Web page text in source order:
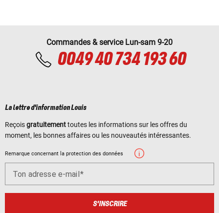
Commandes & service Lun-sam 9-20
0049 40 734 193 60
La lettre d'information Louis
Reçoisgratuitementtoutes les informations sur les offres du
moment, les bonnes affaires ou les nouveautés intéressantes.
Remarque concernant la protection des données
Ton adresse e-mail
S'INSCRIRE